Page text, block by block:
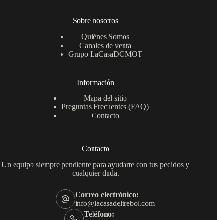
Sobre nosotros
Quiénes Somos
Canales de venta
Grupo LaCasaDOMOT
Información
Mapa del sitio
Preguntas Frecuentes (FAQ)
Contacto
Contacto
Un equipo siempre pendiente para ayudarte con tus pedidos y
cualquier duda.
Correo electrónico:
info@lacasadeltrebol.com
Teléfono: